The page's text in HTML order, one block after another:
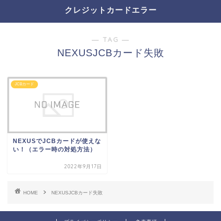
クレジットカードエラー
― TAG ―
NEXUSJCBカード失敗
JCBカード
NEXUSでJCBカードが使えな
い！（エラー時の対処方法）
2022年9月17日
HOME NEXUSJCBカード失敗